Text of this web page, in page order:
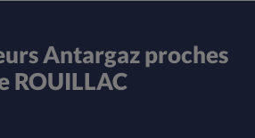
Antargaz proches
ROUILLAC